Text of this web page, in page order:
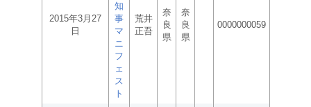
2015年3月27
日
知
事
マ
ニ
フ
ェ
ス
ト
荒井
正吾
奈
良
県
奈
良
県
0000000059